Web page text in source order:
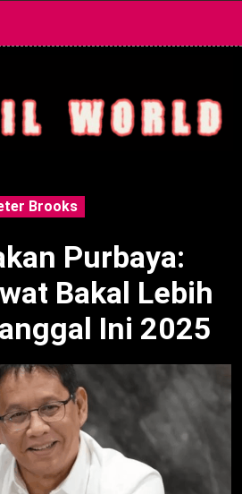
Brooks
Purbaya:
Bakal Lebih
Ini 2025